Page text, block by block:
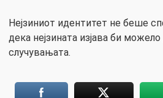
Нејзиниот идентитет не беше
дека нејзината изјава би можело
случувањата.